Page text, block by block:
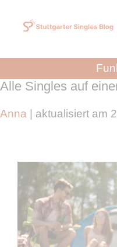
Inhalt
Alle Singles auf
Anna | aktualisiert am